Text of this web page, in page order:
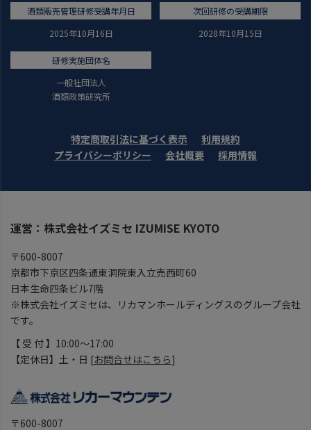
酒類販売管理研修受講年月日
2025年10月16日
次回研修の受講期限
2028年10月15日
研修実施団体名
一般社団法人
酒類政策研究所
特定商取引法に基づく表示
利用規約
プライバシーポリシー
会社概要 採用情報
運営：株式会社イズミセ IZUMISE KYOTO
〒600-8007
京都市下京区四条通東洞院東入立売西町60
日本生命四条ビル7階
※株式会社イズミセは、リカマンホールディングスのグループ会社
です。
【 受 付 】10:00～17:00
【定休日】土・日 [お問合せはこちら]
〒600-8007